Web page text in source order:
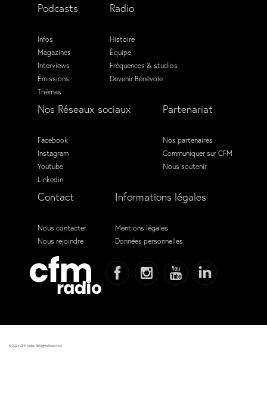
Podcasts
Infos
Magazines
Interviews
Émissions
Thémas
Radio
Histoire
Équipe
Fréquences & studios
Devenir Bénévole
Nos Réseaux sociaux
Facebook
Instagram
Youtube
Linkedin
Partenariat
Nos partenaires
Communiquer sur CFM
Nous soutenir
Contact
Nous contacter
Nous rejoindre
Informations légales
Mentions légales
Données personnelles
© 2023 CFM Radio. All Rights Reserved.